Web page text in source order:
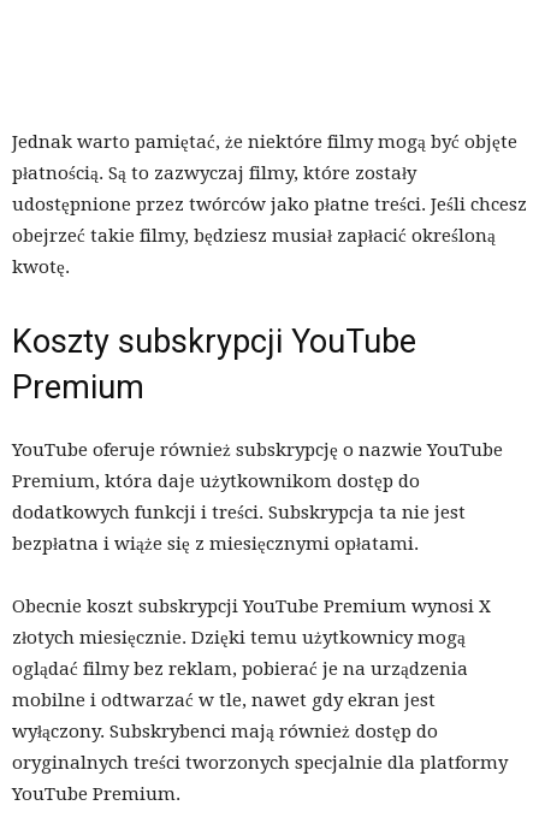
Jednak warto pamiętać, że niektóre filmy mogą być objęte
płatnością. Są to zazwyczaj filmy, które zostały
udostępnione przez twórców jako płatne treści. Jeśli chcesz
obejrzeć takie filmy, będziesz musiał zapłacić określoną
kwotę.
Koszty subskrypcji YouTube
Premium
YouTube oferuje również subskrypcję o nazwie YouTube
Premium, która daje użytkownikom dostęp do
dodatkowych funkcji i treści. Subskrypcja ta nie jest
bezpłatna i wiąże się z miesięcznymi opłatami.
Obecnie koszt subskrypcji YouTube Premium wynosi X
złotych miesięcznie. Dzięki temu użytkownicy mogą
oglądać filmy bez reklam, pobierać je na urządzenia
mobilne i odtwarzać w tle, nawet gdy ekran jest
wyłączony. Subskrybenci mają również dostęp do
oryginalnych treści tworzonych specjalnie dla platformy
YouTube Premium.